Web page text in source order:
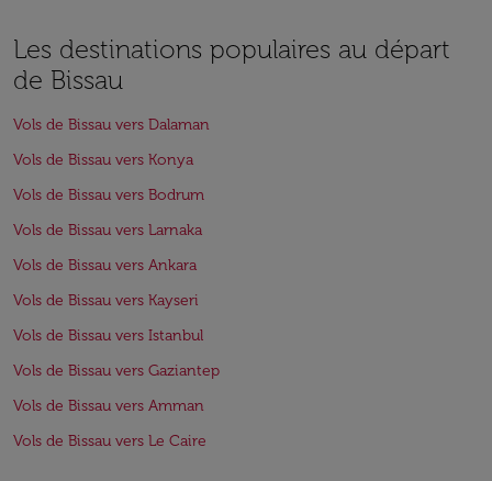
Les destinations populaires au départ
de Bissau
Vols de Bissau vers Dalaman
Vols de Bissau vers Konya
Vols de Bissau vers Bodrum
Vols de Bissau vers Larnaka
Vols de Bissau vers Ankara
Vols de Bissau vers Kayseri
Vols de Bissau vers Istanbul
Vols de Bissau vers Gaziantep
Vols de Bissau vers Amman
Vols de Bissau vers Le Caire